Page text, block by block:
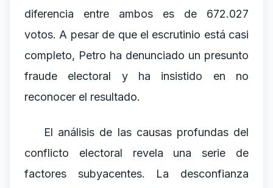
diferencia entre ambos es de 672.027
votos. A pesar de que el escrutinio está casi
completo, Petro ha denunciado un presunto
fraude electoral y ha insistido en no
reconocer el resultado.
El análisis de las causas profundas del
conflicto electoral revela una serie de
factores subyacentes. La desconfianza